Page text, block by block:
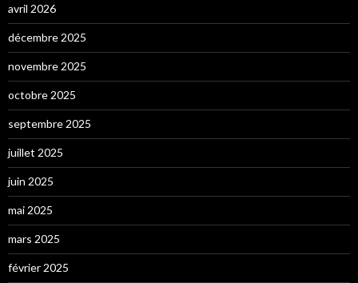
avril 2026
décembre 2025
novembre 2025
octobre 2025
septembre 2025
juillet 2025
juin 2025
mai 2025
mars 2025
février 2025